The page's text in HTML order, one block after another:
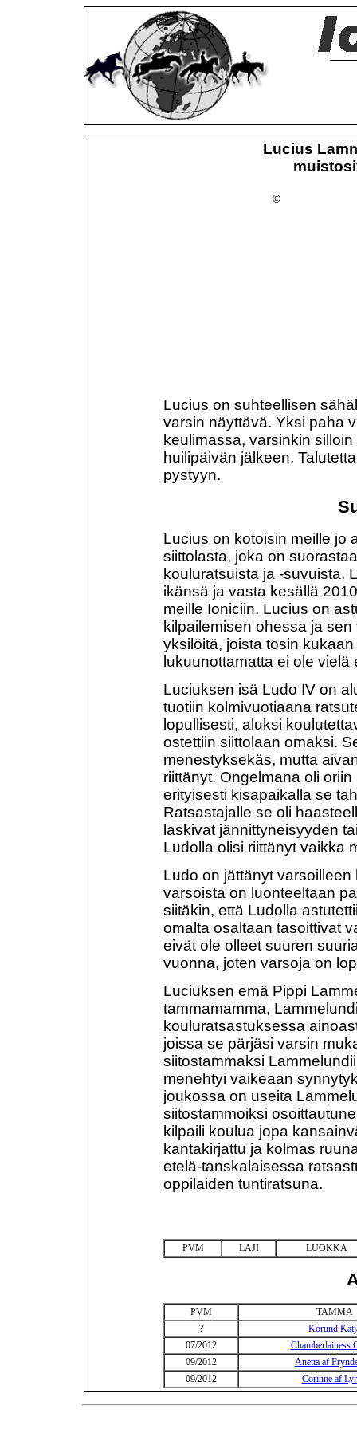
Lucius
©
Lucius on suhteellisen
varsin näyttävä. Yksi paha
keulimassa, varsinkin
huilipäivän jälkeen.
pystyyn.
Lucius on kotoisin meille jo
siittolasta, joka on
kouluratsuista ja -suvuista.
ikänsä ja vasta kesällä
meille Ioniciin. Lucius on
kilpailemisen ohessa ja
yksilöitä, joista tosin
lukuunottamatta ei ole
Luciuksen isä Ludo IV on
tuotiin kolmivuotiaana
lopullisesti, aluksi
ostettiin siittolaan omaksi.
menestyksekäs, mutta
riittänyt. Ongelmana oli
erityisesti kisapaikalla se
Ratsastajalle se oli
laskivat jännittyneisyyden
Ludolla olisi riittänyt vaikka
Ludo on jättänyt
varsoista on luonteeltaan
siitäkin, että Ludolla
omalta osaltaan tasoittivat
eivät ole olleet suuren
vuonna, joten varsoja on
Luciuksen emä Pippi
tammamamma,
kouluratsastuksessa
joissa se pärjäsi varsin
siitostammaksi
menehtyi vaikeaan
joukossa on useita
siitostammoiksi
kilpaili koulua jopa
kantakirjattu ja kolmas
etelä-tanskalaisessa
oppilaiden tuntiratsuna.
PVM LAJI LUOKKA
PVM
TAMMA
?
Korund
07/2012
Chamberlainess
09/2012
Anetta af
09/2012
Corinne af